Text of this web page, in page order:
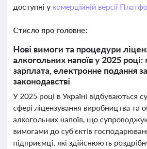
доступні у комерційній версії
Стисло про головне:
Нові вимоги та процедури
алкогольних напоїв у 2025 році:
зарплата, електронне подання
законодавстві
У 2025 році в Україні відбуваються
сфері ліцензування виробництва та
алкогольних напоїв, що
вимогами до суб'єктів
підприємці, які здійснюють